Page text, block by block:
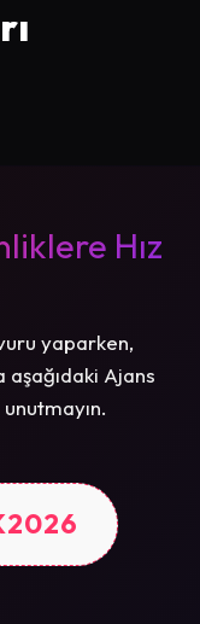
Hız
yaparken,
Ajans